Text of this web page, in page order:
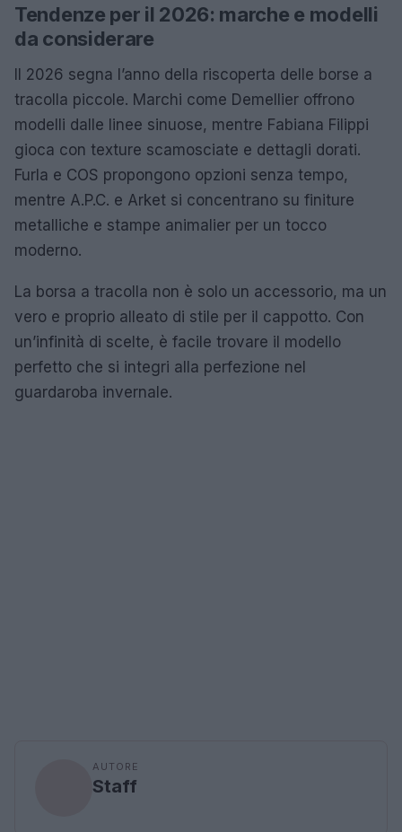
Tendenze per il 2026: marche e modelli
da considerare
Il 2026 segna l’anno della riscoperta delle borse a
tracolla piccole. Marchi come Demellier offrono
modelli dalle linee sinuose, mentre Fabiana Filippi
gioca con texture scamosciate e dettagli dorati.
Furla e COS propongono opzioni senza tempo,
mentre A.P.C. e Arket si concentrano su finiture
metalliche e stampe animalier per un tocco
moderno.
La borsa a tracolla non è solo un accessorio, ma un
vero e proprio alleato di stile per il cappotto. Con
un’infinità di scelte, è facile trovare il modello
perfetto che si integri alla perfezione nel
guardaroba invernale.
AUTORE
Staff